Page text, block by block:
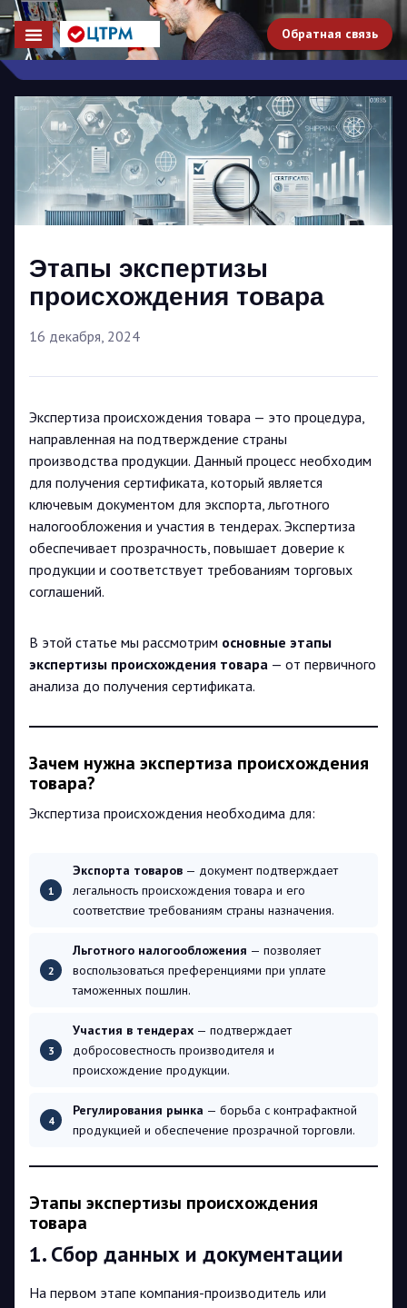
Обратная связь
Этапы экспертизы
происхождения товара
16 декабря, 2024
Экспертиза происхождения товара — это процедура,
направленная на подтверждение страны
производства продукции. Данный процесс необходим
для получения сертификата, который является
ключевым документом для экспорта, льготного
налогообложения и участия в тендерах. Экспертиза
обеспечивает прозрачность, повышает доверие к
продукции и соответствует требованиям торговых
соглашений.
В этой статье мы рассмотрим основные этапы
экспертизы происхождения товара — от первичного
анализа до получения сертификата.
Зачем нужна экспертиза происхождения
товара?
Экспертиза происхождения необходима для:
Экспорта товаров — документ подтверждает
легальность происхождения товара и его
соответствие требованиям страны назначения.
Льготного налогообложения — позволяет
воспользоваться преференциями при уплате
таможенных пошлин.
Участия в тендерах — подтверждает
добросовестность производителя и
происхождение продукции.
Регулирования рынка — борьба с контрафактной
продукцией и обеспечение прозрачной торговли.
Этапы экспертизы происхождения
товара
1. Сбор данных и документации
На первом этапе компания-производитель или